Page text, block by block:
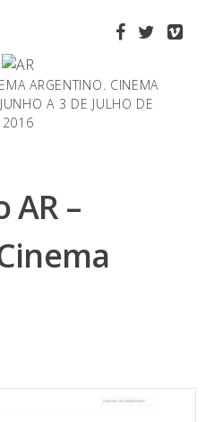
ARGENTINO. CINEMA
A 3 DE JULHO DE
2016
AR –